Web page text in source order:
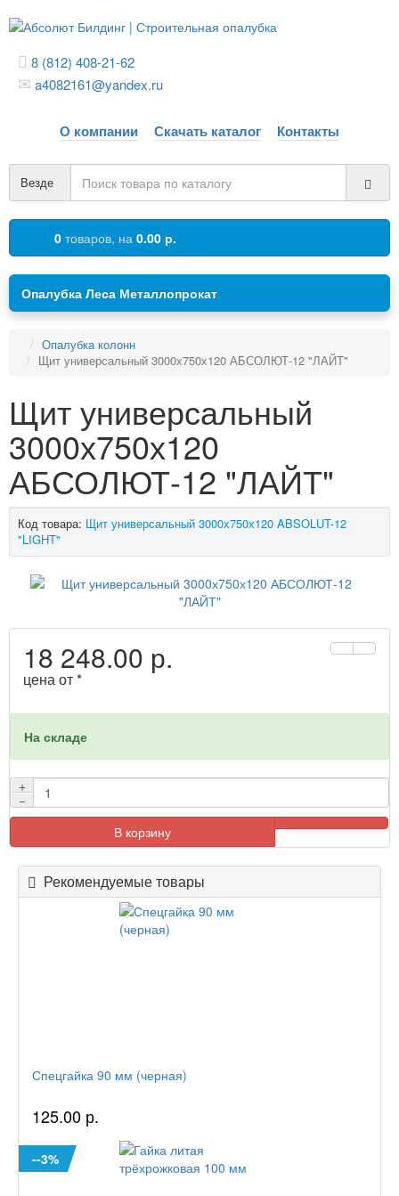
8 (812) 408-21-62
a4082161@yandex.ru
О компании Скачать каталог Контакты
Везде
0 товаров, на 0.00 р.
Опалубка Леса Металлопрокат
Опалубка колонн
Щит универсальный 3000х750х120 АБСОЛЮТ-12 "ЛАЙТ"
Щит универсальный
3000х750х120
АБСОЛЮТ-12 "ЛАЙТ"
Код товара: Щит универсальный 3000х750х120 ABSOLUT-12
"LIGHT"
18 248.00 р.
цена от *
На складе
+
−
В корзину
Рекомендуемые товары
Спецгайка 90 мм (черная)
125.00 р.
--3%